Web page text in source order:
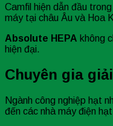
Camfil hiện dẫn đầu
máy tại châu Âu và Hoa
Absolute HEPA không
hiện đại.
Chuyên gia
Ngành công nghiệp hạt
đến các nhà máy điện